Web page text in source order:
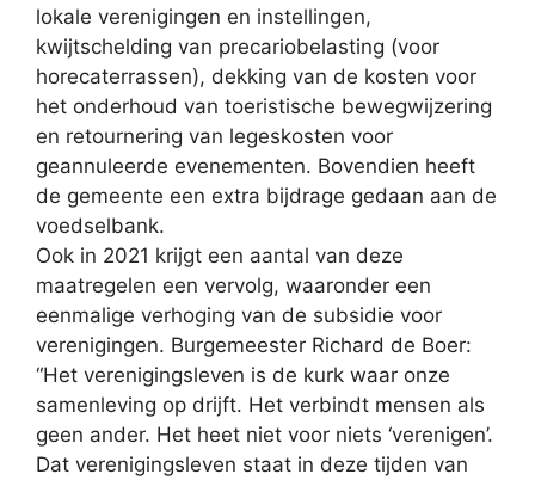
lokale verenigingen en instellingen,
kwijtschelding van precariobelasting (voor
horecaterrassen), dekking van de kosten voor
het onderhoud van toeristische bewegwijzering
en retournering van legeskosten voor
geannuleerde evenementen. Bovendien heeft
de gemeente een extra bijdrage gedaan aan de
voedselbank.
Ook in 2021 krijgt een aantal van deze
maatregelen een vervolg, waaronder een
eenmalige verhoging van de subsidie voor
verenigingen. Burgemeester Richard de Boer:
“Het verenigingsleven is de kurk waar onze
samenleving op drijft. Het verbindt mensen als
geen ander. Het heet niet voor niets ‘verenigen’.
Dat verenigingsleven staat in deze tijden van